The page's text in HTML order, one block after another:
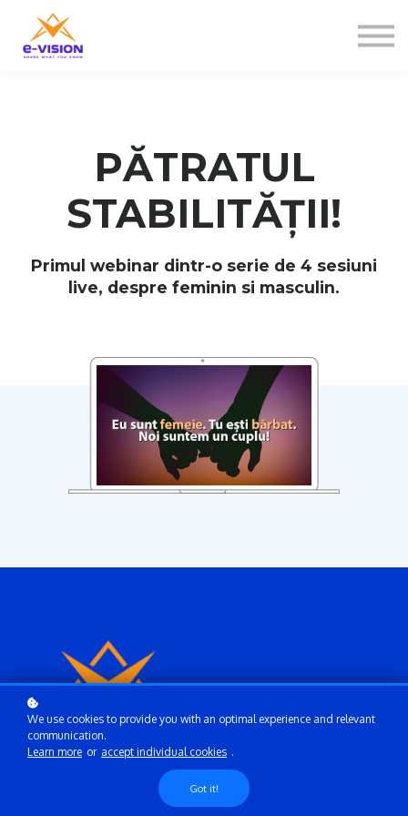
PĂTRATUL
STABILITĂȚII!
Primul webinar dintr-o serie de 4 sesiuni
live, despre feminin si masculin.
Suntem o platforma de cursuri on-line unde fiecare își poate găsi
ceva util pentru a ști, a face sau a fi. Împărtășind - creștem
We use cookies to provide you with an optimal experience and relevant
communication.
Learn more or accept individual cookies .
Got it!